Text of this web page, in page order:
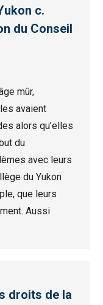
c.
du Conseil
mûr,
avaient
alors qu’elles
du
avec leurs
du Yukon
que leurs
Aussi
droits de la